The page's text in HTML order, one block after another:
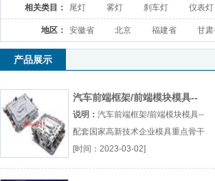
相关类目： 尾灯 雾灯 刹车灯 仪表灯
地区： 安徽省 北京 福建省 甘
产品展示
汽车前端框架/前端模块模具--
配套
说明： 汽车前端框架/前端模块模具--
配套国家高新技术企业模具重点骨干
企业汽车内外饰模具供应商厂（...
『国家高新技术企业』
[时间：2023-03-02]